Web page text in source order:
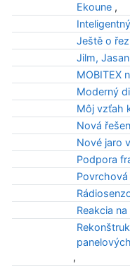
Ekoune ,
Ještě o
Jilm, Jasan
MOBITEX
Moderný
Môj vzťah
Nová
Nové jaro
Podpora
Reakcia
,